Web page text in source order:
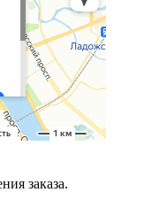
заказа.